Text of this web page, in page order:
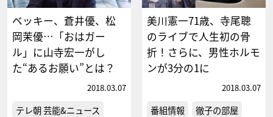
ベッキー、蒼井優、松
岡茉優…「おはガー
ル」に山寺宏一がし
た“あるお願い”とは？
2018.03.07
テレ朝 芸能&ニュース
美川憲一71歳、寺尾聰
のライブで人生初の骨
折！さらに、男性ホルモ
ンが3分の1に
2018.03.07
番組情報 徹子の部屋